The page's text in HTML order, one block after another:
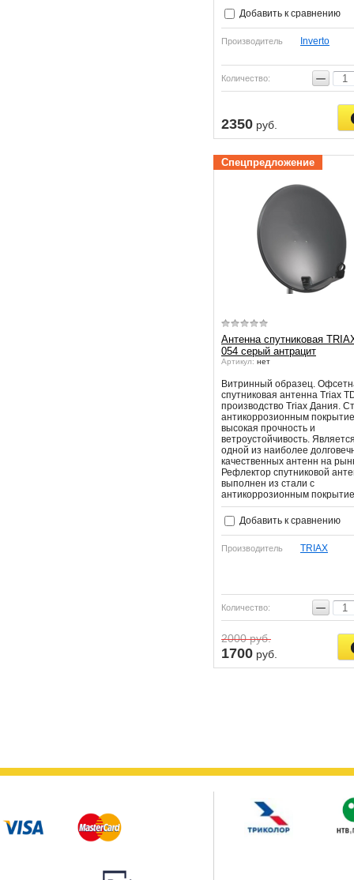
Добавить к сравнению
Производитель Inverto
Количество: −
2350 руб.
Спецпредложение
Антенна спутниковая
054 серый антрацит
Артикул: нет
Витринный образец.
спутниковая антенна Triax
производство Triax Дания.
антикоррозионным
высокая прочность и
ветроустойчивость.
одной из наиболее
качественных антенн на
Рефлектор спутниковой
выполнен из стали с
антикоррозионным
Добавить к сравнению
Производитель TRIAX
Количество: −
2000руб.
1700 руб.